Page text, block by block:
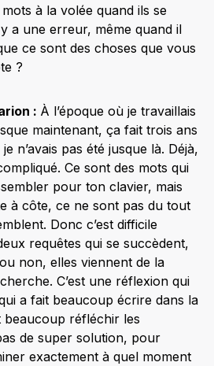
à la volée quand ils se
a une erreur, même quand il
ce sont des choses que vous
?
: À l’époque où je travaillais
maintenant, ça fait trois ans
n’avais pas été jusque là. Déjà,
Ce sont des mots qui
pour ton clavier, mais
à côte, ce ne sont pas du tout
Donc c’est difficile
requêtes qui se succèdent,
non, elles viennent de la
C’est une réflexion qui
a fait beaucoup écrire dans la
beaucoup réfléchir les
de super solution, pour
exactement à quel moment